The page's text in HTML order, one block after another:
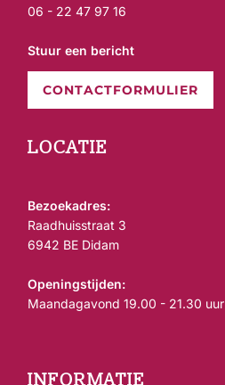
06 - 22 47 97 16
Stuur een bericht
CONTACTFORMULIER
LOCATIE
Bezoekadres:
Raadhuisstraat 3
6942 BE Didam
Openingstijden:
Maandagavond 19.00 - 21.30 uur
INFORMATIE